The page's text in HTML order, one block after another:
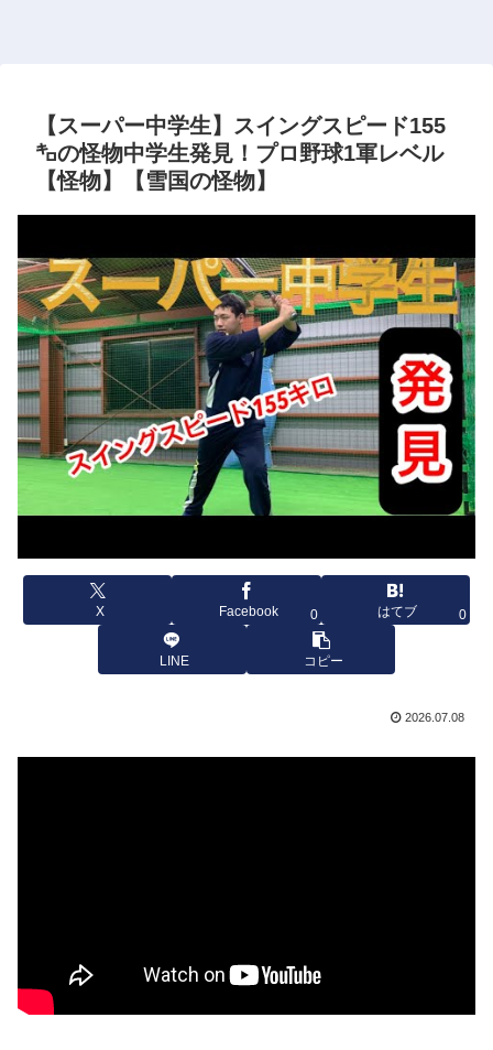
【スーパー中学生】スイングスピード155
㌔の怪物中学生発見！プロ野球1軍レベル
【怪物】【雪国の怪物】
X Facebook 0 はてブ 0
LINE コピー
2026.07.08